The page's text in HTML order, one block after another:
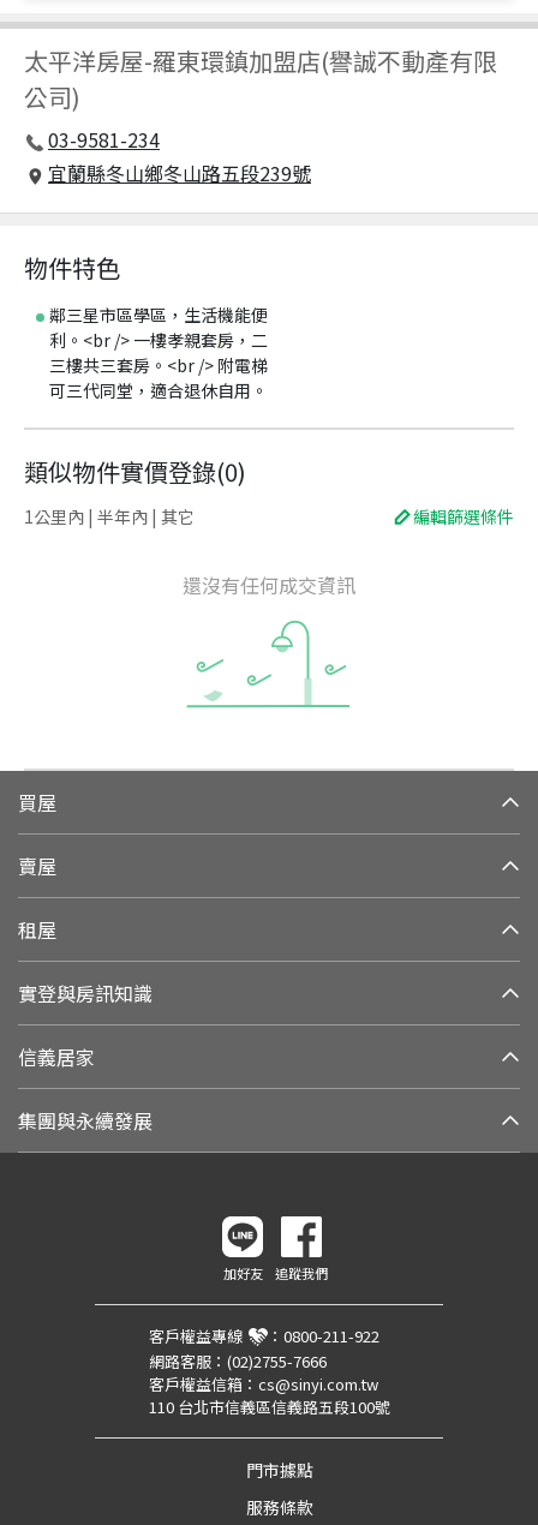
太平洋房屋-羅東環鎮加盟店(譽誠不動產有限
公司)
03-9581-234
宜蘭縣冬山鄉冬山路五段239號
物件特色
鄰三星市區學區，生活機能便
利。<br /> 一樓孝親套房，二
三樓共三套房。<br /> 附電梯
可三代同堂，適合退休自用。
類似物件實價登錄(0)
1公里內 | 半年內 | 其它 編輯篩選條件
還沒有任何成交資訊
買屋
賣屋
租屋
實登與房訊知識
信義居家
集團與永續發展
加好友 追蹤我們
客戶權益專線 ： 0800-211-922
網路客服： (02)2755-7666
客戶權益信箱： cs@sinyi.com.tw
110 台北市信義區信義路五段100號
門市據點
服務條款